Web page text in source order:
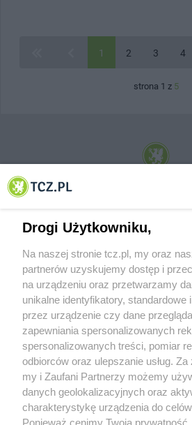
1 2 3 4
strona 1 z 5
© 2001-2026 Tczew - TCZ.PL Sp. z o.o.
O FIRMIE POLITYKA
REKLAMA WSPÓŁPRACA RSS
Nasze serwisy
Aktualności
Drogi Użytkowniku,
Na naszej stronie tcz.pl, my oraz
partnerów uzyskujemy dostęp i
na urządzeniu oraz przetwarzamy
unikalne identyfikatory, standardowe
przez urządzenie czy dane
zapewniania spersonalizowanych
spersonalizowanych treści, pomiar
odbiorców oraz ulepszanie usług.
my i Zaufani Partnerzy możemy
danych geolokalizacyjnych oraz
charakterystykę urządzenia do
Ponieważ cenimy Twoją